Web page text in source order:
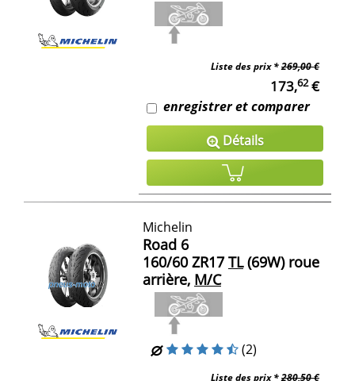
Liste des prix *269,00 €
173,62€
enregistrer et comparer
Détails
Michelin
Road 6
160/60 ZR17 TL(69W) roue
arrière, M/C
(2)
Liste des prix *280,50 €